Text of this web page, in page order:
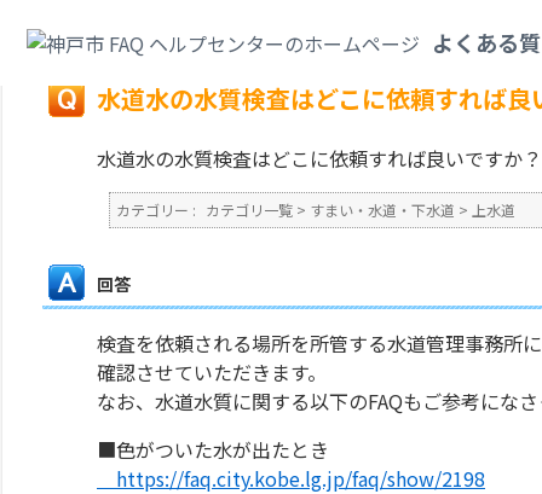
よくある
戻る
水道水の水質検査はどこに依頼すれば良
水道水の水質検査はどこに依頼すれば良いですか？
カテゴリー : カテゴリ一覧 > すまい・水道・下水道 > 上水道
回答
検査を依頼される場所を所管する水道管理事務所
確認させていただきます。
なお、水道水質に関する以下のFAQもご参考にな
■色がついた水が出たとき
https://faq.city.kobe.lg.jp/faq/show/2198